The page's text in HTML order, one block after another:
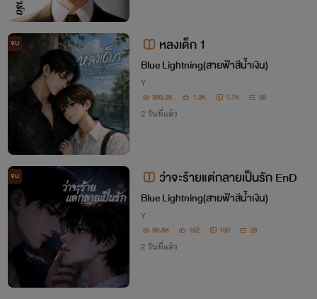
จบ หลงเด็ก​ 1
Blue Lightning​(สายฟ้าสีน้ำเงิน)
Y
390.2K 1.3K 1.7K 99
2 วันที่แล้ว
จบ ว่าจะร้ายแต่กลายเป็นรัก EnD
Blue Lightning​(สายฟ้าสีน้ำเงิน)
Y
98.8K 162 190 29
2 วันที่แล้ว